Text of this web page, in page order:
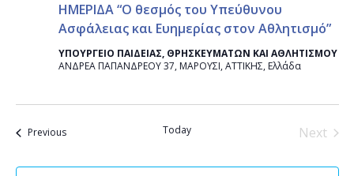
ΗΜΕΡΙΔΑ “Ο θεσμός του Υπεύθυνου
Ασφάλειας και Ευημερίας στον Αθλητισμό”
ΥΠΟΥΡΓΕΙΟ ΠΑΙΔΕΙΑΣ, ΘΡΗΣΚΕΥΜΑΤΩΝ ΚΑΙ ΑΘΛΗΤΙΣΜΟΥ
ΑΝΔΡΕΑ ΠΑΠΑΝΔΡΕΟΥ 37, ΜΑΡΟΥΣΙ, ΑΤΤΙΚΗΣ, Ελλάδα
PreviousEvents Today
Next